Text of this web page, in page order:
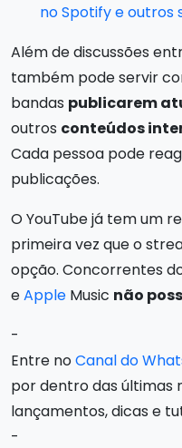
no Spotify e outros
Além de discussões
também pode servir
bandas publicarem
outros conteúdos
Cada pessoa pode
publicações.
O YouTube já tem um
primeira vez que o
opção. Concorrentes
eApple Music não
-
Entre noCanal do
por dentro das últimas
lançamentos, dicas e
-